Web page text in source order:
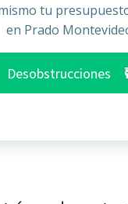
tu
en Prado
Desobstrucciones